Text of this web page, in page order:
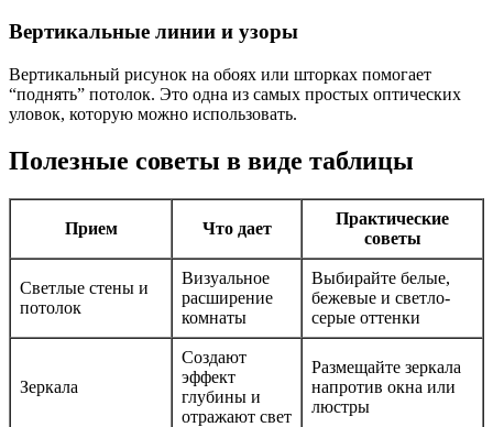
Вертикальные линии и узоры
Вертикальный рисунок на обоях или шторках помогает
“поднять” потолок. Это одна из самых простых оптических
уловок, которую можно использовать.
Полезные советы в виде таблицы
Прием Что дает
Практические
советы
Светлые стены и
потолок
Визуальное
расширение
комнаты
Выбирайте белые,
бежевые и светло-
серые оттенки
Зеркала
Создают
эффект
глубины и
отражают свет
Размещайте зеркала
напротив окна или
люстры